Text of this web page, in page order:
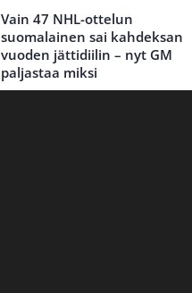
Vain 47 NHL-ottelun
suomalainen sai kahdeksan
vuoden jättidiilin – nyt GM
paljastaa miksi